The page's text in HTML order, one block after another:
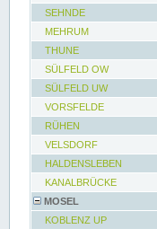
SEHNDE
MEHRUM
THUNE
SÜLFELD OW
SÜLFELD UW
VORSFELDE
RÜHEN
VELSDORF
HALDENSLEBEN
KANALBRÜCKE
MOSEL
KOBLENZ UP